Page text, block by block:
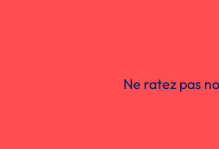
Ne ratez pas